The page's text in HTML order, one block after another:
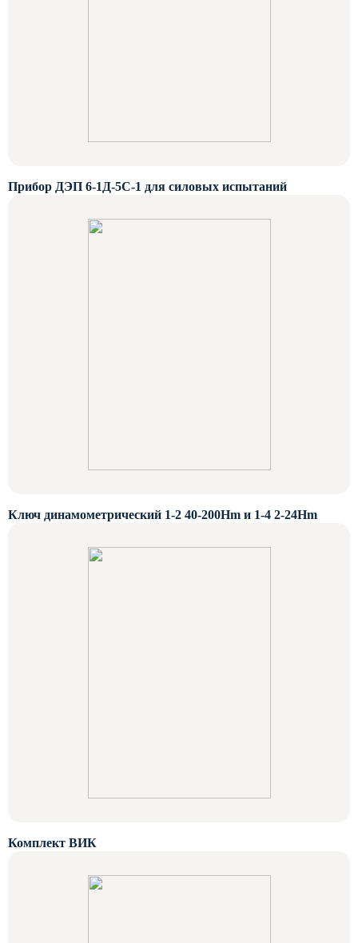
Прибор ДЭП 6-1Д-5С-1 для силовых испытаний
Ключ динамометрический 1-2 40-200Нm и 1-4 2-24Hm
Комплект ВИК